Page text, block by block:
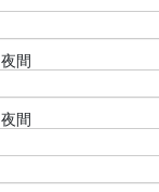
夜間
夜間